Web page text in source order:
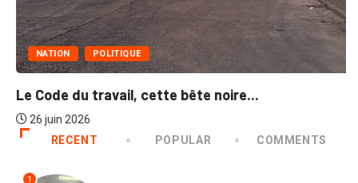
NATION POLITIQUE
Le Code du travail, cette bête noire...
26 juin 2026
RECENT
POPULAR COMMENTS
1